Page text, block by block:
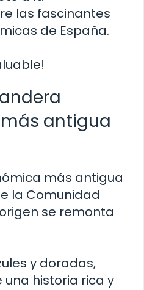
las fascinantes
de España.
antigua
más antigua
la Comunidad
se remonta
y doradas,
historia rica y